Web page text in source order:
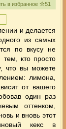
в избранное
51
и делается
из самых
по вкусу не
кто просто
что вы можете
лимона,
отвашего
один раз
оттенком,
и вновь этот
кекс в